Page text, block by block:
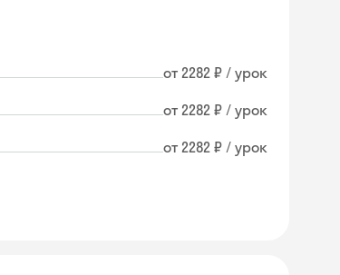
от 2282 ₽ / урок
от 2282 ₽ / урок
от 2282 ₽ / урок